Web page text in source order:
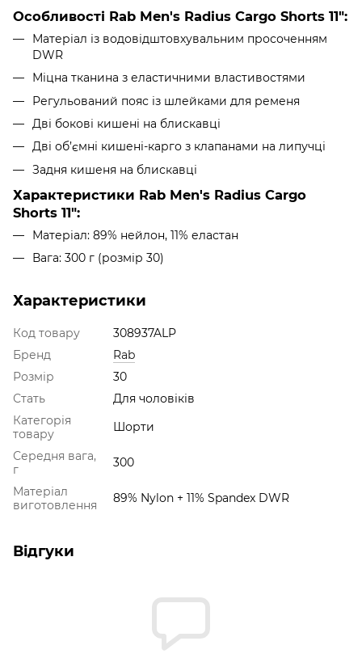
Особливості Rab Men's Radius Cargo Shorts 11":
Матеріал із водовідштовхувальним просоченням
DWR
Міцна тканина з еластичними властивостями
Регульований пояс із шлейками для ременя
Дві бокові кишені на блискавці
Дві об’ємні кишені-карго з клапанами на липучці
Задня кишеня на блискавці
Характеристики Rab Men's Radius Cargo
Shorts 11":
Матеріал: 89% нейлон, 11% еластан
Вага: 300 г (розмір 30)
Характеристики
Код товару
308937ALP
Бренд
Rab
Розмір
30
Стать
Для чоловіків
Категорія
товару
Шорти
Середня вага,
г
300
Матеріал
виготовлення
89% Nylon + 11% Spandex DWR
Відгуки